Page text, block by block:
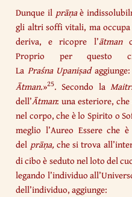
Dunque il prāṇaè
gli altri soffi vitali, ma occupa
deriva, e ricopre l’ātman
Proprio per questo
La Praśna Upaniṣad
Ātman.»25. Secondo la
dell’Ātman: una esteriore, che
nel corpo, che è lo Spirito o
meglio l’Aureo Essere che
del prāṇa,che si trova
di cibo è seduto nel loto del
legando l’individuo
dell’individuo, aggiunge: